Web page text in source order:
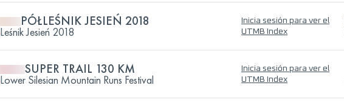
PÓŁLEŚNIK JESIEŃ 2018
Leśnik Jesień 2018
Inicia sesión para ver el
UTMB Index
SUPER TRAIL 130 KM
Lower Silesian Mountain Runs Festival
Inicia sesión para ver el
UTMB Index